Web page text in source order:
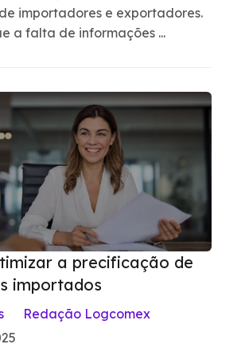
importadores e exportadores.
a falta de informações ...
a precificação de
importados
Redação Logcomex